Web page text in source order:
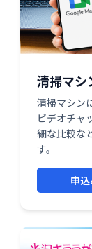
清掃マシ
清掃マシン
ビデオチャ
細な比較な
す。
申